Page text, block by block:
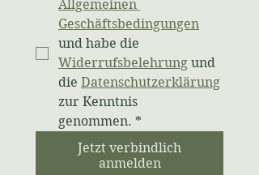
Allgemeinen
Geschäftsbedingungen
Widerrufsbelehrung und
die Datenschutzerklärung
zur Kenntnis
genommen. *
Jetzt verbindlich
anmelden